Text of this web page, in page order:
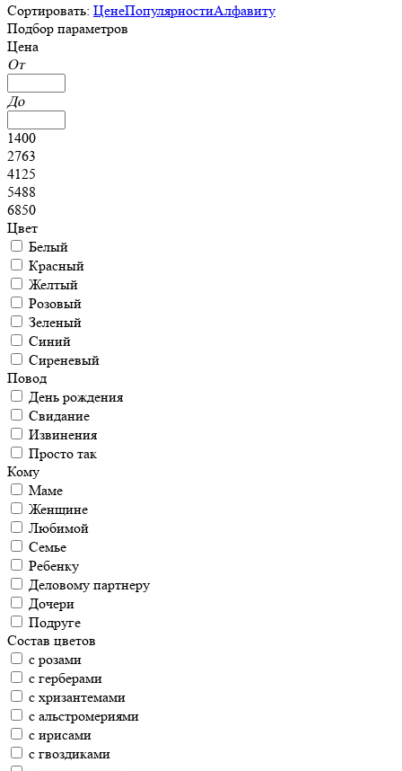
Сортировать: ЦенеПопулярностиАлфавиту
Подбор параметров
Цена
От
До
1400
2763
4125
5488
6850
Цвет
Белый
Красный
Желтый
Розовый
Зеленый
Синий
Сиреневый
Повод
День рождения
Свидание
Извинения
Просто так
Кому
Маме
Женщине
Любимой
Семье
Ребенку
Деловому партнеру
Дочери
Подруге
Состав цветов
с розами
с герберами
с хризантемами
с альстромериями
с ирисами
с гвоздиками